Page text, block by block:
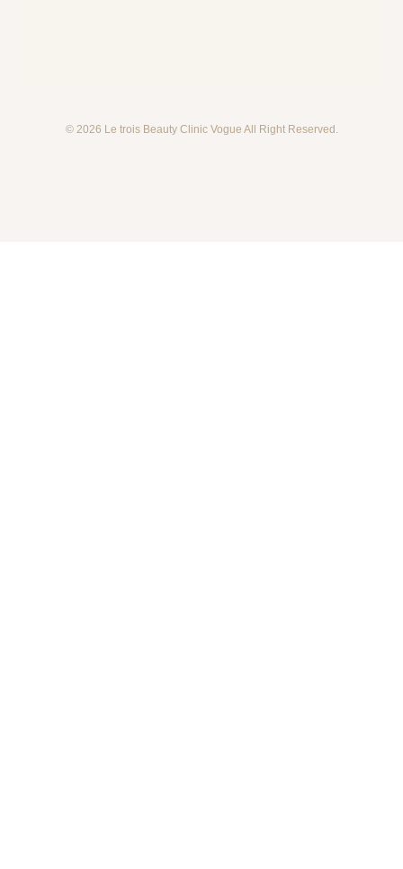
© 2026 Le trois Beauty Clinic Vogue All Right Reserved.